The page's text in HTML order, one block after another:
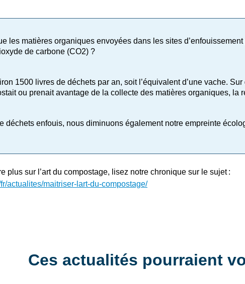
les matières organiques envoyées dans les sites
de carbone (CO2) ?
1500 livres de déchets par an, soit l’équivalent d’une vache.
ou prenait avantage de la collecte des matières organiques, la
déchets enfouis, nous diminuons également notre empreinte
plus sur l’art du compostage, lisez notre chronique sur le sujet :
actualites/maitriser-lart-du-compostage/
Ces actualités pourraient